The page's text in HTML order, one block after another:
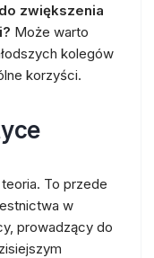
zwiększenia
Może warto
kolegów
korzyści.
To przede
w
prowadzący do